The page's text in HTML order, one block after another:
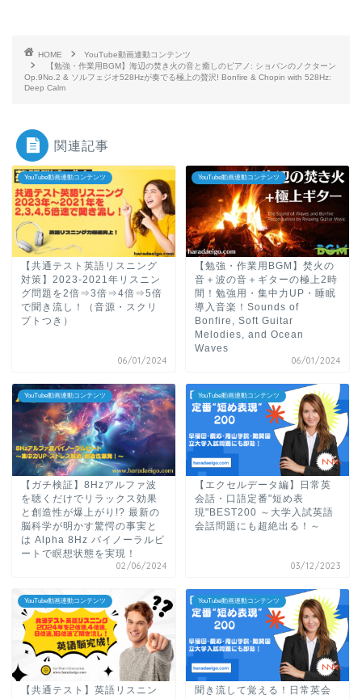
HOME
YouTube動画連動コンテンツ
【勉強・作業用BGM】海辺の焚き火の音と癒しのピアノ: ショパンのノクターン
Op.9No.2 & ソルフェジオ528Hzが奏でる極上の贅沢! Bonfire & Chopin with 528Hz:
Deep Calm
関連記事
YouTube動画連動コンテンツ
【共通テスト英語リスニング
対策】2023-2021年リスニン
グ問題を2倍⇒3倍⇒4倍⇒5倍
で聞き流し！（音源・スクリ
プトつき）
06/01/2024
YouTube動画連動コンテンツ
【勉強・作業用BGM】焚火の
音＋波の音＋ギターの極上2時
間！勉強用・集中力UP・睡眠
導入音楽！Sounds of
Bonfire, Soft Guitar
Melodies, and Ocean
Waves
06/01/2024
YouTube動画連動コンテンツ
【ガチ検証】8Hzアルファ波
を聴くだけでリラックス効果
と創造性が爆上がり!? 最新の
脳科学が明かす驚愕の事実と
は Alpha 8Hz バイノーラルビ
ートで瞑想状態を実現！
02/06/2024
YouTube動画連動コンテンツ
【エクセルデータ編】日常英
会話・口語定番"短め表
現"BEST200 ～大学入試英語
会話問題にも超絶出る！～
03/12/2023
YouTube動画連動コンテンツ
【共通テスト】英語リスニン
YouTube動画連動コンテンツ
聞き流して覚える！日常英会